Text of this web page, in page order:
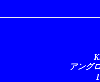
アング